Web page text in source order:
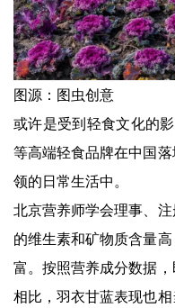
图源：图虫创意
或许是受到轻食文化的
等高端轻食品牌在中国
领的日常生活中。
北京营养师学会理事、
的维生素和矿物质含量
富。按照营养成分数据
相比，羽衣甘蓝表现也